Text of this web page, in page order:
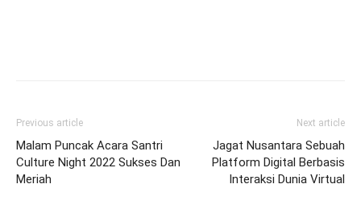
Previous article
Malam Puncak Acara Santri
Culture Night 2022 Sukses Dan
Meriah
Next article
Jagat Nusantara Sebuah
Platform Digital Berbasis
Interaksi Dunia Virtual